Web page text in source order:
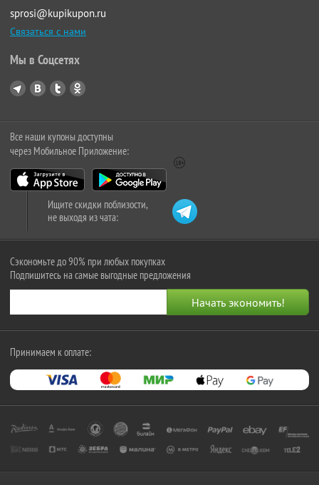
sprosi@kupikupon.ru
Связаться с нами
Мы в Соцсетях
Все наши купоны доступны
через Мобильное Приложение:
Ищите скидки поблизости,
не выходя из чата:
Сэкономьте до 90% при любых покупках
Подпишитесь на самые выгодные предложения
Принимаем к оплате: